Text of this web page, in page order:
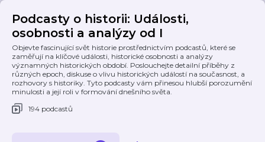
Podcasty o historii: Události,
osobnosti a analýzy od I
Objevte fascinující svět historie prostřednictvím podcastů, které se
zaměřují na klíčové události, historické osobnosti a analýzy
významných historických období. Poslouchejte detailní příběhy z
různých epoch, diskuse o vlivu historických událostí na současnost, a
rozhovory s historiky. Tyto podcasty vám přinesou hlubší porozumění
minulosti a její roli v formování dnešního světa.
194 podcastů